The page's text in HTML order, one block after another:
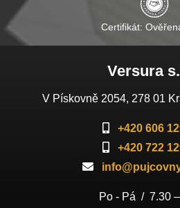
Certifikát:
Versura
V Pískovně 2054, 278 01
+420 606
+420 722
Po - Pá / 7.30